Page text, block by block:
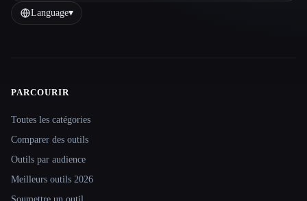
Language▾
PARCOURIR
Toutes les catégories
Comparer des outils
Outils par audience
Meilleurs outils 2026